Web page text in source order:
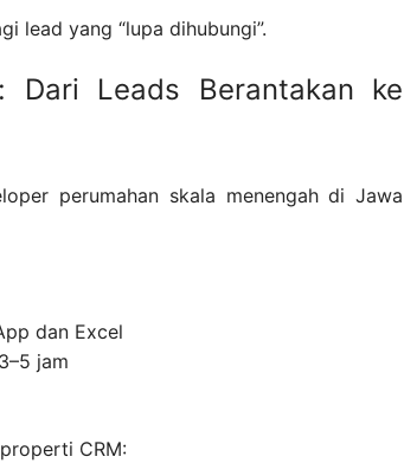
lead yang “lupa dihubungi”.
Dari Leads Berantakan ke
perumahan skala menengah di Jawa
dan Excel
jam
CRM: